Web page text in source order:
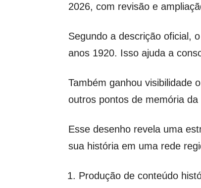
2026, com revisão e
Segundo a descrição oficial,
anos 1920. Isso ajuda a
Também ganhou visibilidade
outros pontos de memória
Esse desenho revela uma
sua história em uma rede
Produção de conteúdo